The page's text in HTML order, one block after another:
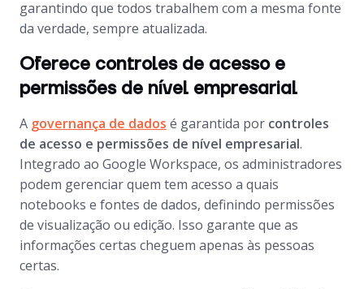
garantindo que todos trabalhem com a mesma fonte
da verdade, sempre atualizada.
Oferece controles de acesso e
permissões de nível empresarial
A governança de dados é garantida por controles
de acesso e permissões de nível empresarial.
Integrado ao Google Workspace, os administradores
podem gerenciar quem tem acesso a quais
notebooks e fontes de dados, definindo permissões
de visualização ou edição. Isso garante que as
informações certas cheguem apenas às pessoas
certas.